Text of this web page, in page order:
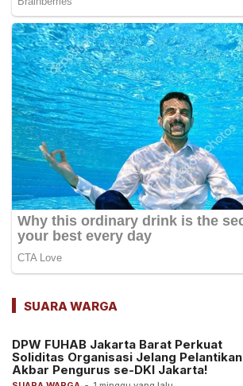
SUARA WARGA
DPW FUHAB Jakarta Barat Perkuat
Soliditas Organisasi Jelang Pelantikan
Akbar Pengurus se-DKI Jakarta!